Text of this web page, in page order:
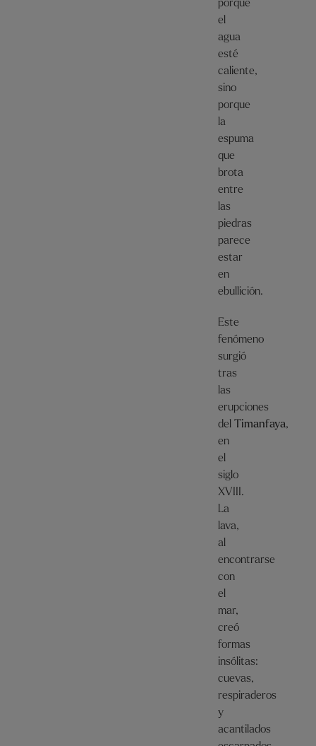
porque
el
agua
esté
caliente,
sino
porque
la
espuma
que
brota
entre
las
piedras
parece
estar
en
ebullición.
Este
fenómeno
surgió
tras
las
erupciones
delTimanfaya,
en
el
siglo
XVIII.
La
lava,
al
encontrarse
con
el
mar,
creó
formas
insólitas:
cuevas,
respiraderos
y
acantilados